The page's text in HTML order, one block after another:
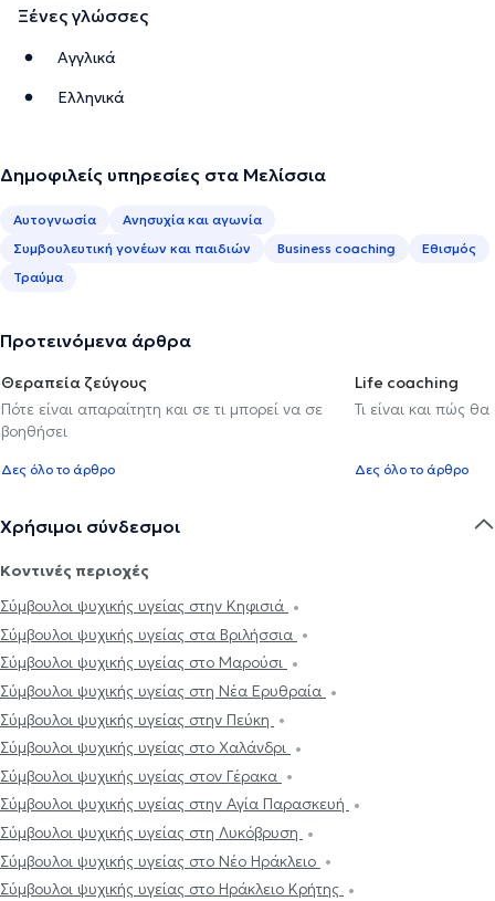
Ξένες γλώσσες
Αγγλικά
Ελληνικά
Δημοφιλείς υπηρεσίες στα Μελίσσια
Αυτογνωσία
Ανησυχία και αγωνία
Συμβουλευτική γονέων και παιδιών
Business coaching
Εθισμός
Τραύμα
Προτεινόμενα άρθρα
Θεραπεία ζεύγους
Πότε είναι απαραίτητη και σε τι μπορεί να σε
βοηθήσει
Δες όλο το άρθρο
Life coaching
Τι είναι και πώς
Δες όλο το άρθρο
Χρήσιμοι σύνδεσμοι
Κοντινές περιοχές
Σύμβουλοι ψυχικής υγείας στην Κηφισιά
Σύμβουλοι ψυχικής υγείας στα Βριλήσσια
Σύμβουλοι ψυχικής υγείας στο Μαρούσι
Σύμβουλοι ψυχικής υγείας στη Νέα Ερυθραία
Σύμβουλοι ψυχικής υγείας στην Πεύκη
Σύμβουλοι ψυχικής υγείας στο Χαλάνδρι
Σύμβουλοι ψυχικής υγείας στον Γέρακα
Σύμβουλοι ψυχικής υγείας στην Αγία Παρασκευή
Σύμβουλοι ψυχικής υγείας στη Λυκόβρυση
Σύμβουλοι ψυχικής υγείας στο Νέο Ηράκλειο
Σύμβουλοι ψυχικής υγείας στο Ηράκλειο Κρήτης